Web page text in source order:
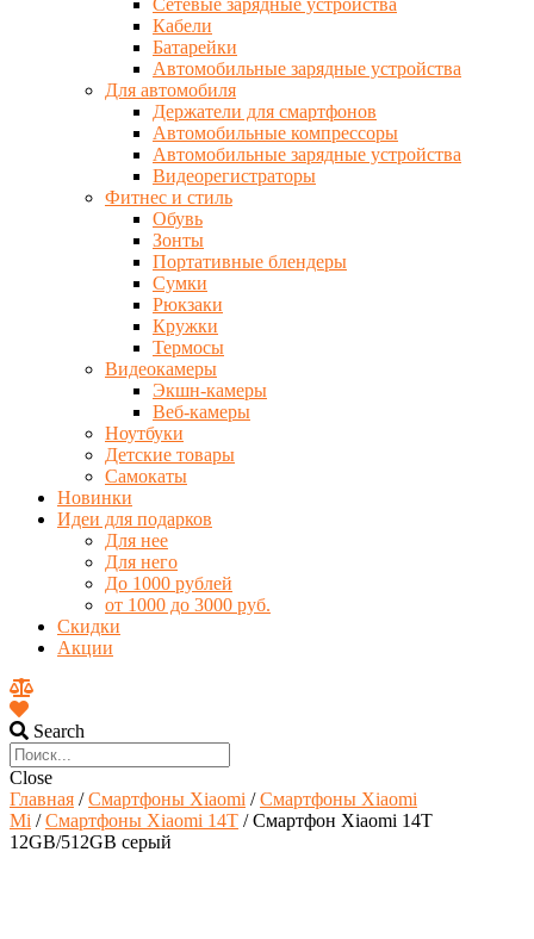
Сетевые зарядные устройства
Кабели
Батарейки
Автомобильные зарядные устройства
Для автомобиля
Держатели для смартфонов
Автомобильные компрессоры
Автомобильные зарядные устройства
Видеорегистраторы
Фитнес и стиль
Обувь
Зонты
Портативные блендеры
Сумки
Рюкзаки
Кружки
Термосы
Видеокамеры
Экшн-камеры
Веб-камеры
Ноутбуки
Детские товары
Самокаты
Новинки
Идеи для подарков
Для нее
Для него
До 1000 рублей
от 1000 до 3000 руб.
Скидки
Акции
Search
Close
Главная /Смартфоны Xiaomi /Смартфоны Xiaomi
Mi /Смартфоны Xiaomi 14T / Смартфон Xiaomi 14T
12GB/512GB серый